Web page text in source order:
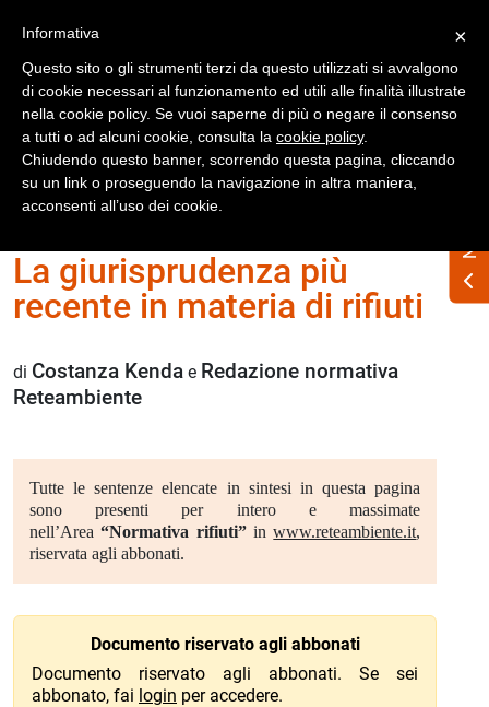
Accedi
Home Numero Rifiuti n. 342 ottobre 2025
La giurisprudenza più
recente in materia di rifiuti
di Costanza Kenda e Redazione normativa
Reteambiente
Tutte le sentenze elencate in sintesi in questa pagina
sono presenti per intero e massimate
nell’Area“Normativa rifiuti”inwww.reteambiente.it,
riservata agli abbonati.
Documento riservato agli abbonati
Documento riservato agli abbonati. Se sei
abbonato, fai login per accedere.
×
Informativa
Questo sito o gli strumenti terzi da questo utilizzati si avvalgono
di cookie necessari al funzionamento ed utili alle finalità illustrate
nella cookie policy. Se vuoi saperne di più o negare il consenso
a tutti o ad alcuni cookie, consulta la cookie policy.
Chiudendo questo banner, scorrendo questa pagina, cliccando
su un link o proseguendo la navigazione in altra maniera,
acconsenti all’uso dei cookie.